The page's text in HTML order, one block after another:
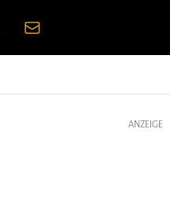
ANZEIGE